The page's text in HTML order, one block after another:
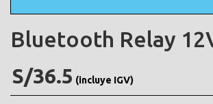
Bluetooth Relay
S/36.5 (incluye IGV)